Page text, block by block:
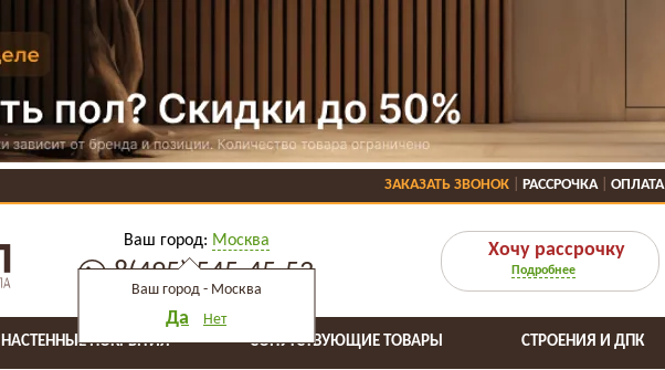
ЗАКАЗАТЬ ЗВОНОК РАССРОЧКА ОПЛАТА
Ваш город: Москва
Ваш город - Москва
Да Нет
8(495) 545-45-53
Хочу рассрочку
Подробнее
НАСТЕННЫЕ ПОКРЫТИЯ СОПУТСТВУЮЩИЕ ТОВАРЫ СТРОЕНИЯ И ДПК